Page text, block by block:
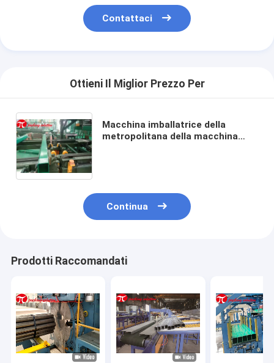
Contattaci
Ottieni Il Miglior Prezzo Per
Macchina imballatrice della
metropolitana della macchina
Continua
Prodotti Raccomandati